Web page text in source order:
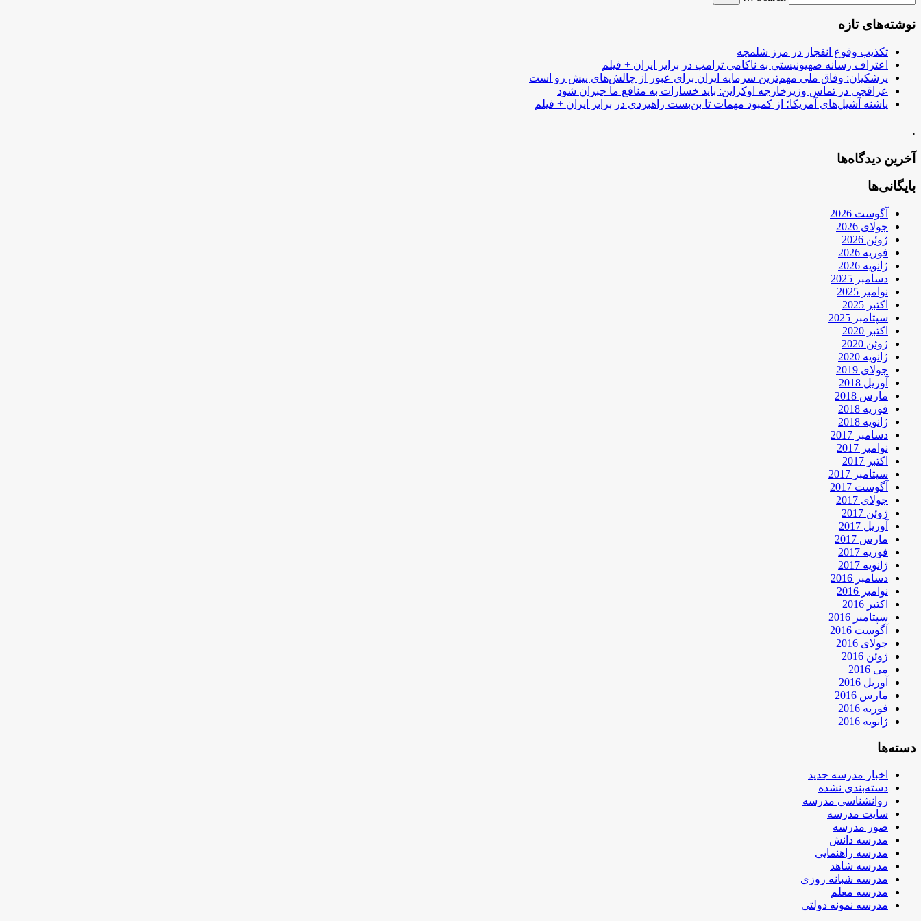
نوشته‌های تازه
تکذیب وقوع انفجار در مرز شلمچه
اعتراف رسانه صهیونیستی به ناکامی ترامپ در برابر ایران + فیلم
پزشکیان: وفاق ملی مهم‌ترین سرمایه ایران برای عبور از چالش‌های پیش رو است
عراقچی در تماس وزیرخارجه اوکراین: باید خسارات به منافع ما جبران شود
پاشنه آشیل‌های آمریکا؛ از کمبود مهمات تا بن‌بست راهبردی در برابر ایران + فیلم
.
آخرین دیدگاه‌ها
بایگانی‌ها
آگوست 2026
جولای 2026
ژوئن 2026
فوریه 2026
ژانویه 2026
دسامبر 2025
نوامبر 2025
اکتبر 2025
سپتامبر 2025
اکتبر 2020
ژوئن 2020
ژانویه 2020
جولای 2019
آوریل 2018
مارس 2018
فوریه 2018
ژانویه 2018
دسامبر 2017
نوامبر 2017
اکتبر 2017
سپتامبر 2017
آگوست 2017
جولای 2017
ژوئن 2017
آوریل 2017
مارس 2017
فوریه 2017
ژانویه 2017
دسامبر 2016
نوامبر 2016
اکتبر 2016
سپتامبر 2016
آگوست 2016
جولای 2016
ژوئن 2016
می 2016
آوریل 2016
مارس 2016
فوریه 2016
ژانویه 2016
دسته‌ها
اخبار مدرسه جدید
دسته‌بندی نشده
روانشناسی مدرسه
سایت مدرسه
صور مدرسه
مدرسه دانش
مدرسه راهنمایی
مدرسه شاهد
مدرسه شبانه روزی
مدرسه معلم
مدرسه نمونه دولتی